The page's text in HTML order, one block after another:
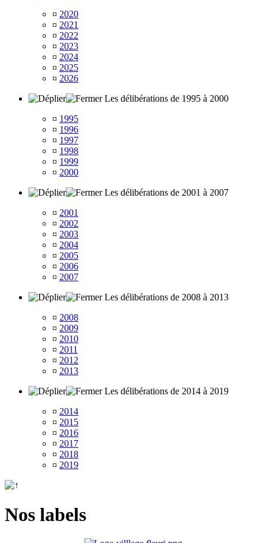
¤ 2020
¤ 2021
¤ 2022
¤ 2023
¤ 2024
¤ 2025
¤ 2026
Les délibérations de 1995 à 2000
¤ 1995
¤ 1996
¤ 1997
¤ 1998
¤ 1999
¤ 2000
Les délibérations de 2001 à 2007
¤ 2001
¤ 2002
¤ 2003
¤ 2004
¤ 2005
¤ 2006
¤ 2007
Les délibérations de 2008 à 2013
¤ 2008
¤ 2009
¤ 2010
¤ 2011
¤ 2012
¤ 2013
Les délibérations de 2014 à 2019
¤ 2014
¤ 2015
¤ 2016
¤ 2017
¤ 2018
¤ 2019
Nos labels